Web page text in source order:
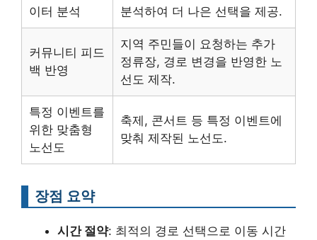
이터 분석
분석하여 더 나은 선택을 제공.
커뮤니티 피드
백 반영
지역 주민들이 요청하는 추가
정류장, 경로 변경을 반영한 노
선도 제작.
특정 이벤트를
위한 맞춤형
노선도
축제, 콘서트 등 특정 이벤트에
맞춰 제작된 노선도.
장점 요약
시간 절약: 최적의 경로 선택으로 이동 시간